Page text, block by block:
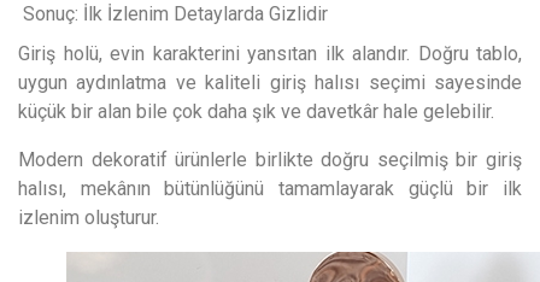
Sonuç: İlk İzlenim Detaylarda Gizlidir
Giriş holü, evin karakterini yansıtan ilk alandır. Doğru tablo,
uygun aydınlatma ve kaliteli giriş halısı seçimi sayesinde
küçük bir alan bile çok daha şık ve davetkâr hale gelebilir.
Modern dekoratif ürünlerle birlikte doğru seçilmiş bir giriş
halısı, mekânın bütünlüğünü tamamlayarak güçlü bir ilk
izlenim oluşturur.